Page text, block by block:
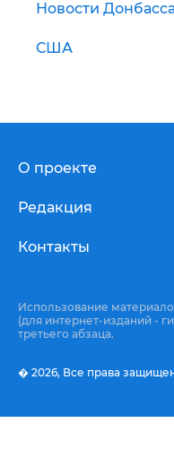
Новости
США
О проекте
Редакция
Контакты
Использование
(для интернет-изданий -
третьего абзаца.
� 2026, Все права